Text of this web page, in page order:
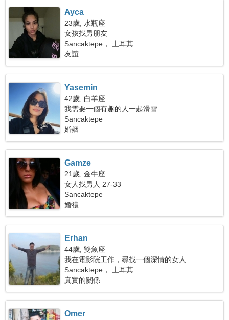
Ayca
23歲, 水瓶座
女孩找男朋友
Sancaktepe， 土耳其
友誼
Yasemin
42歲, 白羊座
我需要一個有趣的人一起滑雪
Sancaktepe
婚姻
Gamze
21歲, 金牛座
女人找男人 27-33
Sancaktepe
婚禮
Erhan
44歲, 雙魚座
我在電影院工作，尋找一個深情的女人
Sancaktepe， 土耳其
真實的關係
Omer